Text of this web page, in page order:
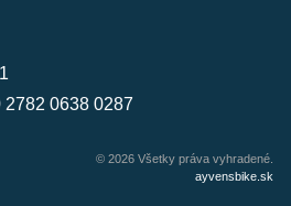
2782 0638 0287
© 2026 Všetky práva vyhradené.
ayvensbike.sk